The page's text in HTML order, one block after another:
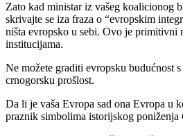
Zato kad ministar iz vašeg koalicionog
skrivajte se iza fraza o “evropskim
ništa evropsko u sebi. Ovo je primitivni
institucijama.
Ne možete graditi evropsku budućnost
crnogorsku prošlost.
Da li je vaša Evropa sad ona Evropa u
praznik simbolima istorijskog poniženja